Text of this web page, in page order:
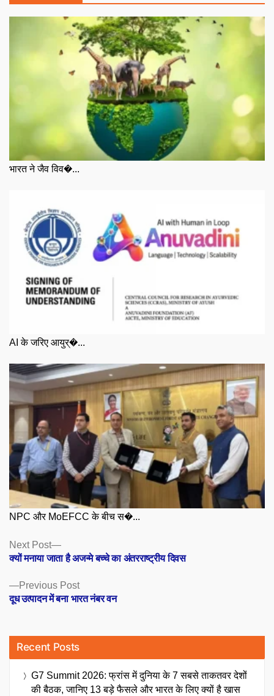
भारत ने जैव विव�...
AI के जरिए आयुर्�...
NPC और MoEFCC के बीच स�...
Posts
navigation
Previous PostPrevious
post:
दूध उत्पादन में बना भारत नंबर वन
Next Post
Next
post:
क्यों मनाया जाता है अजन्मे बच्चे का अंतरराष्ट्रीय दिवस
Recent Posts
G7 Summit 2026: फ्रांस में दुनिया के 7 सबसे ताकतवर देशों
की बैठक, जानिए 13 बड़े फैसले और भारत के लिए क्यों है खास